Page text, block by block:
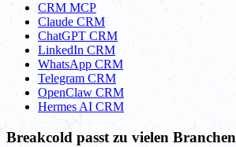
CRM MCP
Claude CRM
ChatGPT CRM
LinkedIn CRM
WhatsApp CRM
Telegram CRM
OpenClaw CRM
Hermes AI CRM
Breakcold passt zu vielen Branchen